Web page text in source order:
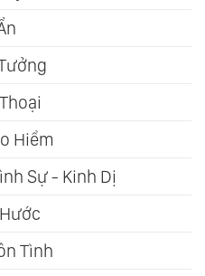
Hiểm
Sự - Kinh Dị
Tình